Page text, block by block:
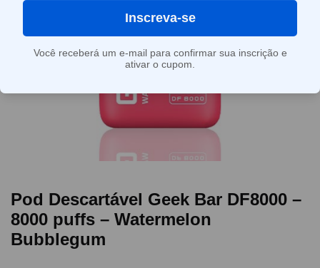
Pod Descartável Geek Bar DF8000 –
8000 puffs – Watermelon
Bubblegum
Inscreva-se
Você receberá um e-mail para confirmar sua inscrição e
ativar o cupom.